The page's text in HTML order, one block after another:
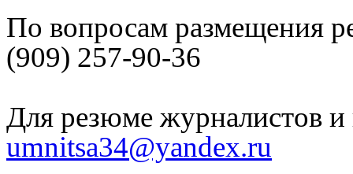
По вопросам размещения
(909) 257-90-36
Для резюме журналистов и
umnitsa34@yandex.ru